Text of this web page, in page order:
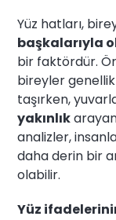
Yüz hatları,
başkalarıyla
bir faktördür.
bireyler
taşırken,
yakınlık
analizler,
daha derin bir
olabilir.
Yüz